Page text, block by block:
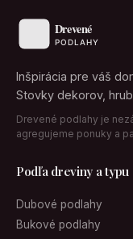
Inšpirácia pre váš
Stovky dekorov,
Drevené podlahy je
agregujeme ponuky a
Podľa dreviny a typu
Dubové podlahy
Bukové podlahy